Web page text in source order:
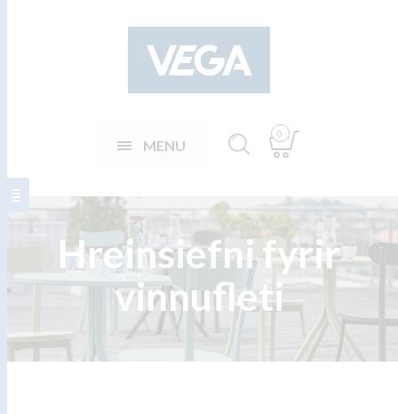
MENU
0
Hreinsiefni fyrir
vinnufleti